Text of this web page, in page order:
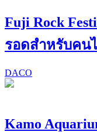
Fuji Rock
รอดสำหรับคน
DACO
Kamo